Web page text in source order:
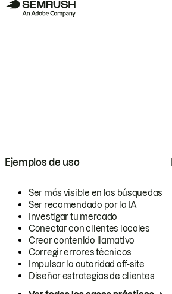
Ejemplos de uso
Ser más visible en las búsquedas
Ser recomendado por la IA
Investigar tu mercado
Conectar con clientes locales
Crear contenido llamativo
Corregir errores técnicos
Impulsar la autoridad off-site
Diseñar estrategias de clientes